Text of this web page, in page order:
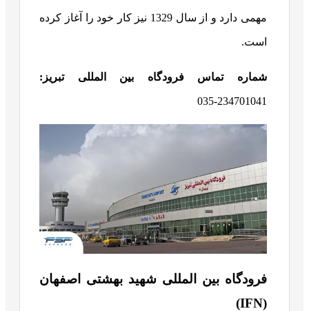
مهمی دارد و از سال 1329 نیز کار خود را آغاز کرده
است.
شماره تماس فرودگاه بین المللی تبریز:
234701041-035
فرودگاه بین المللی شهید بهشتی اصفهان
(IFN)